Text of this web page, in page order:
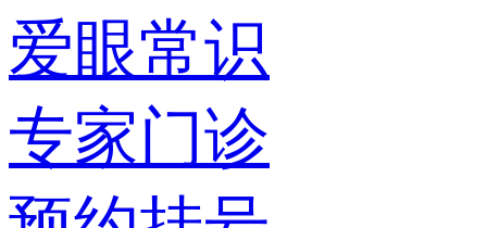
爱眼常识
专家门诊